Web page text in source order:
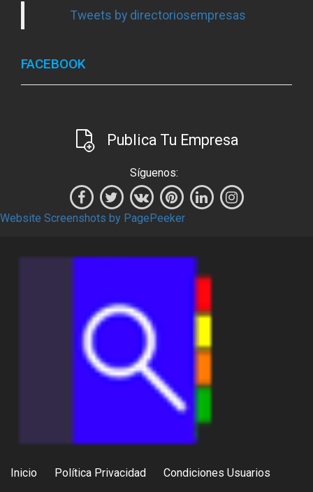
Tweets by directoriosempresas
FACEBOOK
Publica Tu Empresa
Síguenos:
Website Screenshots by PagePeeker
Inicio Política Privacidad Condiciones Usuarios